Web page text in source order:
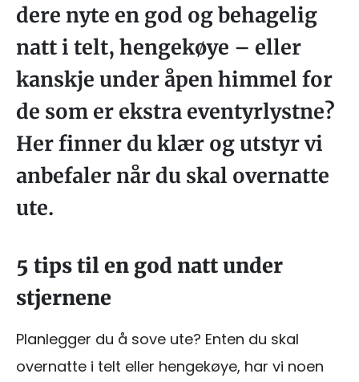
dere nyte en god og behagelig
natt i telt, hengekøye – eller
kanskje under åpen himmel for
de som er ekstra eventyrlystne?
Her finner du klær og utstyr vi
anbefaler når du skal overnatte
ute.
5 tips til en god natt under
stjernene
Planlegger du å sove ute? Enten du skal
overnatte i telt eller hengekøye, har vi noen